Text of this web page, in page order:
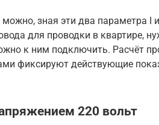
зная эти два параметра I
для проводки в квартире,
к ним подключить. Расчёт
фиксируют действующие
220 вольт